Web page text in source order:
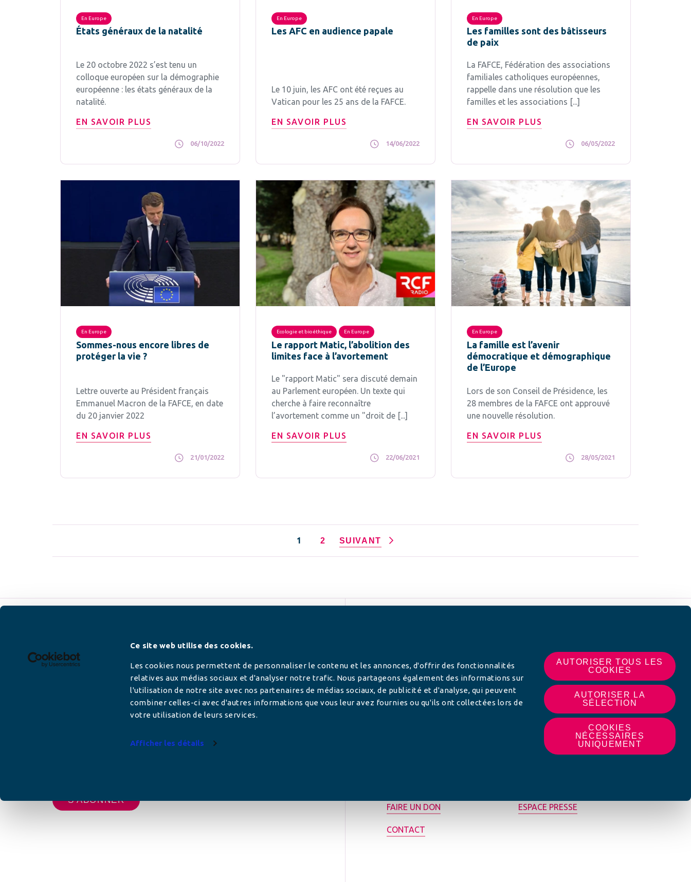
Ce site web utilise des cookies.
Les cookies nous permettent de personnaliser le contenu et les annonces, d'offrir des fonctionnalités
relatives aux médias sociaux et d'analyser notre trafic. Nous partageons également des informations sur
l'utilisation de notre site avec nos partenaires de médias sociaux, de publicité et d'analyse, qui peuvent
combiner celles-ci avec d'autres informations que vous leur avez fournies ou qu'ils ont collectées lors de
votre utilisation de leurs services.
Afficher les détails
AUTORISER TOUS LES
COOKIES
AUTORISER LA
SÉLECTION
COOKIES
NÉCESSAIRES
UNIQUEMENT
En Europe
États généraux de la natalité
Le 20 octobre 2022 s’est tenu un
colloque européen sur la démographie
européenne : les états généraux de la
natalité.
EN SAVOIR PLUS
06/10/2022
En Europe
Les AFC en audience papale
Le 10 juin, les AFC ont été reçues au
Vatican pour les 25 ans de la FAFCE.
EN SAVOIR PLUS
14/06/2022
En Europe
Les familles sont des bâtisseurs
de paix
La FAFCE, Fédération des associations
familiales catholiques européennes,
rappelle dans une résolution que les
familles et les associations [...]
EN SAVOIR PLUS
06/05/2022
En Europe
Sommes-nous encore libres de
protéger la vie ?
Lettre ouverte au Président français
Emmanuel Macron de la FAFCE, en date
du 20 janvier 2022
EN SAVOIR PLUS
21/01/2022
Ecologie et bioéthique En Europe
Le rapport Matic, l’abolition des
limites face à l’avortement
Le "rapport Matic" sera discuté demain
au Parlement européen. Un texte qui
cherche à faire reconnaître
l’avortement comme un "droit de [...]
EN SAVOIR PLUS
22/06/2021
En Europe
La famille est l’avenir
démocratique et démographique
de l’Europe
Lors de son Conseil de Présidence, les
28 membres de la FAFCE ont approuvé
une nouvelle résolution.
EN SAVOIR PLUS
28/05/2021
1 2 SUIVANT
Newsletter
FAIRE UN DON ESPACE PRESSE
CONTACT